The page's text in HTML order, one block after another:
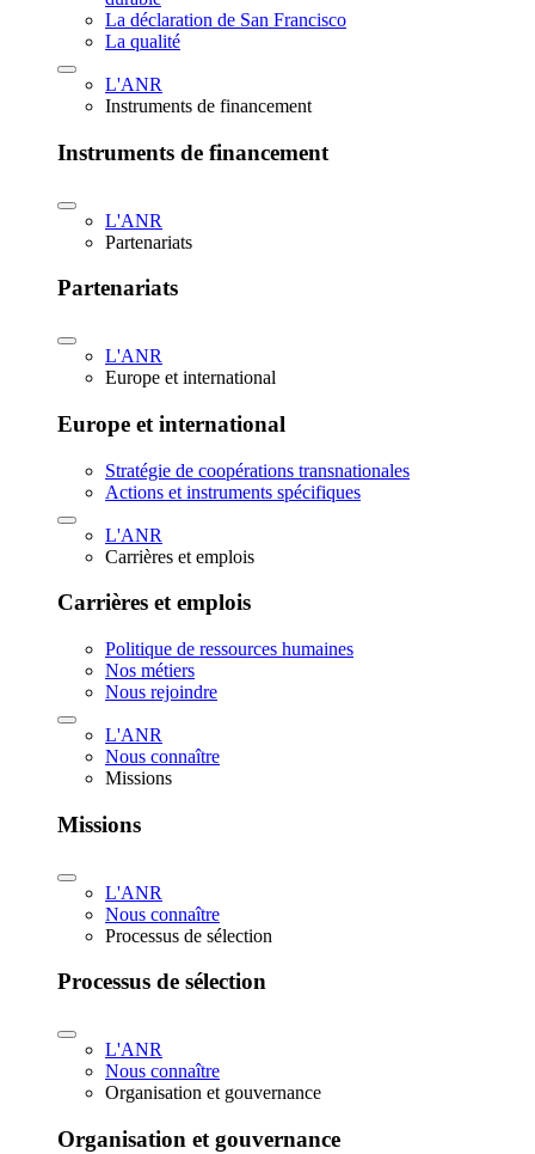
La déclaration de San Francisco
La qualité
L'ANR
Instruments de financement
Instruments de financement
L'ANR
Partenariats
Partenariats
L'ANR
Europe et international
Europe et international
Stratégie de coopérations transnationales
Actions et instruments spécifiques
L'ANR
Carrières et emplois
Carrières et emplois
Politique de ressources humaines
Nos métiers
Nous rejoindre
L'ANR
Nous connaître
Missions
Missions
L'ANR
Nous connaître
Processus de sélection
Processus de sélection
L'ANR
Nous connaître
Organisation et gouvernance
Organisation et gouvernance